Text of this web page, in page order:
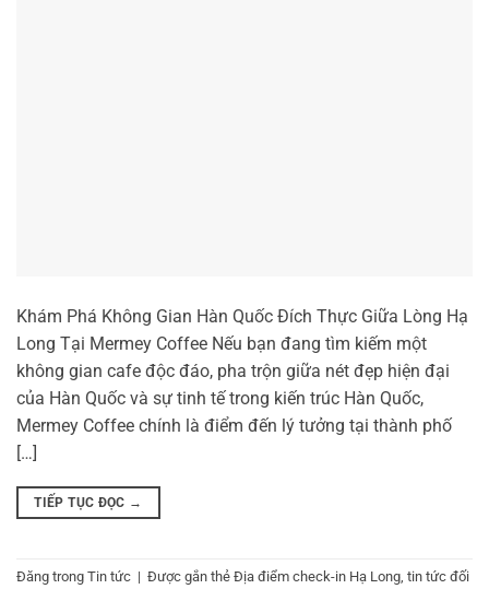
Khám Phá Không Gian Hàn Quốc Đích Thực Giữa Lòng Hạ
Long Tại Mermey Coffee Nếu bạn đang tìm kiếm một
không gian cafe độc đáo, pha trộn giữa nét đẹp hiện đại
của Hàn Quốc và sự tinh tế trong kiến trúc Hàn Quốc,
Mermey Coffee chính là điểm đến lý tưởng tại thành phố
[…]
TIẾP TỤC ĐỌC →
Đăng trong Tin tức | Được gắn thẻ Địa điểm check-in Hạ Long, tin tức đối